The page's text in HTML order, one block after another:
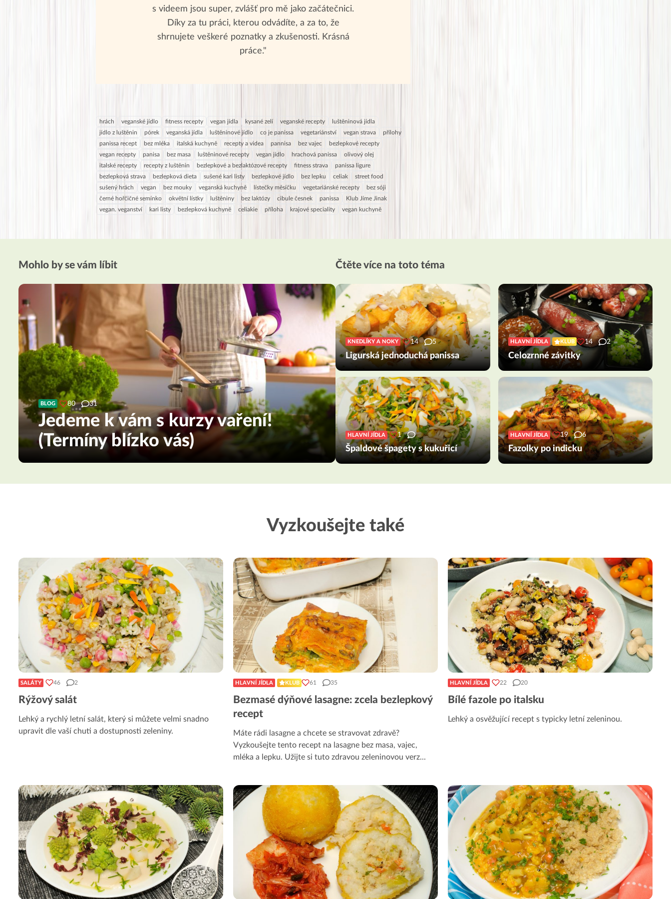
s videem jsou super, zvlášť pro mě jako začátečnici.
Díky za tu práci, kterou odvádíte, a za to, že
shrnujete veškeré poznatky a zkušenosti. Krásná
práce."
hrách veganské jídlo fitness recepty vegan jídla kysané zelí veganské recepty
luštěninová jídla
jídlo z luštěnin
pórek veganská jídla luštěninové jídlo co je panissa vegetariánství vegan strava
přílohy
panissa recept
bez mléka italská kuchyně recepty a videa pannisa bez vajec
bezlepkové recepty
vegan recepty
panisa bez masa luštěninové recepty vegan jídlo hrachová panissa
olivový olej
italské recepty
recepty z luštěnin bezlepkové a bezlaktózové recepty fitness strava
panissa ligure
bezlepková strava
bezlepková dieta sušené kari listy bezlepkové jídlo bez lepku celiak
street food
sušený hrách
vegan bez mouky veganská kuchyně lístečky měsíčku vegetariánské recepty
bez sóji
černé hořčičné semínko
okvětní lístky luštěniny bez laktózy cibule česnek panissa
Klub Jíme Jinak
vegan. veganství
kari listy bezlepková kuchyně celiakie příloha krajové speciality vegan kuchyně
Mohlo by se vám líbit
BLOG 80 31
Jedeme k vám s kurzy vaření!
(Termíny blízko vás)
Čtěte více na toto téma
KNEDLÍKY A NOKY 14 5
Ligurská jednoduchá panissa
HLAVNÍ JÍDLA KLUB 14 2
Celozrnné závitky
HLAVNÍ JÍDLA 1
Špaldové špagety s kukuřicí
HLAVNÍ JÍDLA 19 6
Fazolky po indicku
Vyzkoušejte také
SALÁTY 46 2
Rýžový salát
Lehký a rychlý letní salát, který si můžete velmi snadno
upravit dle vaší chuti a dostupnosti zeleniny.
HLAVNÍ JÍDLA KLUB 61 35
Bezmasé dýňové lasagne: zcela bezlepkový
recept
Máte rádi lasagne a chcete se stravovat zdravě?
Vyzkoušejte tento recept na lasagne bez masa, vajec,
mléka a lepku. Užijte si tuto zdravou zeleninovou verz...
HLAVNÍ JÍDLA 22 20
Bílé fazole po italsku
Lehký a osvěžující recept s typicky letní zeleninou.